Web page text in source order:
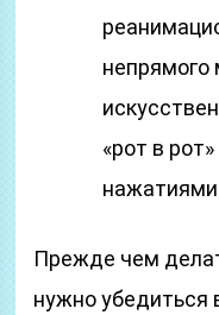
«рот в
нажатиями
Прежде чем
нужно убедиться